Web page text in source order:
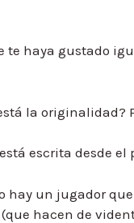
te haya gustado
la originalidad?
escrita desde
hay un jugador
hacen de